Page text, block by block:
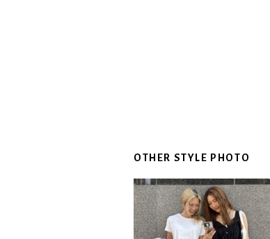
OTHER STYLE PHOTO